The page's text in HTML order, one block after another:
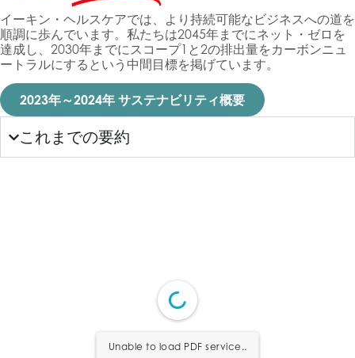
イーキン・ヘルスケアでは、より持続可能なビジネスへの道を
順調に歩んでいます。私たちは2045年までにネット・ゼロを
達成し、2030年までにスコープ1と2の排出量をカーボンニュ
ートラルにするという中間目標を掲げています。
2023年～2024年 サステナビリティ概要
これまでの要約
Unable to load PDF service..